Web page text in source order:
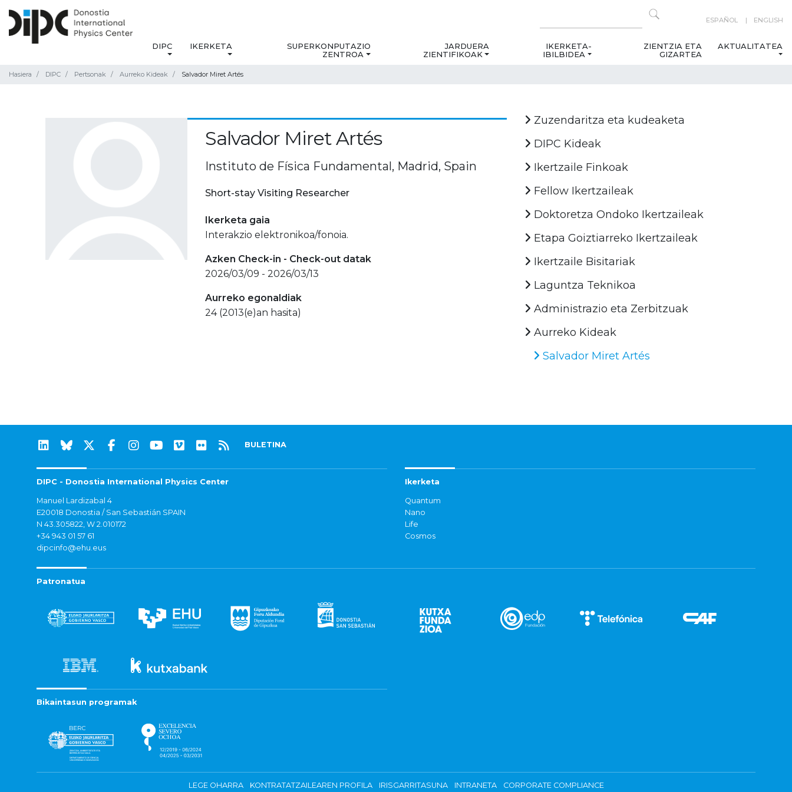
ESPAÑOL ENGLISH
DIPC IKERKETA
SUPERKONPUTAZIO
ZENTROA
JARDUERA
ZIENTIFIKOAK
IKERKETA-
IBILBIDEA
ZIENTZIA ETA
GIZARTEA
AKTUALITATEA
Hasiera DIPC Pertsonak Aurreko Kideak Salvador Miret Artés
Salvador Miret Artés
Instituto de Física Fundamental, Madrid, Spain
Short-stay Visiting Researcher
Ikerketa gaia
Interakzio elektronikoa/fonoia.
Azken Check-in - Check-out datak
2026/03/09 - 2026/03/13
Aurreko egonaldiak
24 (2013(e)an hasita)
Zuzendaritza eta kudeaketa
DIPC Kideak
Ikertzaile Finkoak
Fellow Ikertzaileak
Doktoretza Ondoko Ikertzaileak
Etapa Goiztiarreko Ikertzaileak
Ikertzaile Bisitariak
Laguntza Teknikoa
Administrazio eta Zerbitzuak
Aurreko Kideak
Salvador Miret Artés
BULETINA
DIPC - Donostia International Physics Center
Manuel Lardizabal 4
E20018 Donostia / San Sebastián SPAIN
N 43.305822, W 2.010172
+34 943 01 57 61
dipcinfo@ehu.eus
Ikerketa
Quantum
Nano
Life
Cosmos
Patronatua
Bikaintasun programak
LEGE OHARRA KONTRATATZAILEAREN PROFILA IRISGARRITASUNA INTRANETA CORPORATE COMPLIANCE